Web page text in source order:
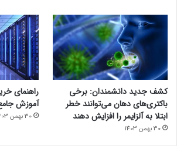
کشف جدید دانشمندان: برخی
باکتری‌های دهان می‌توانند خطر
ابتلا به آلزایمر را افزایش دهند
30 بهمن 1403
راهنمای
آموزش
30 بهمن 1403